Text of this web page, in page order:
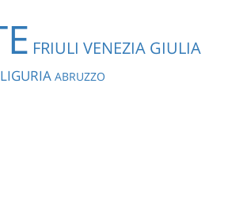
FRIULI VENEZIA GIULIA
LIGURIA ABRUZZO